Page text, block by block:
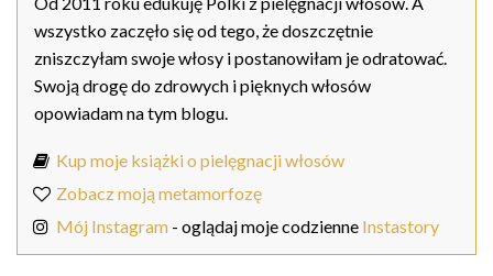
wszystko zaczęło się od tego, że doszczętnie
zniszczyłam swoje włosy i postanowiłam je odratować.
Swoją drogę do zdrowych i pięknych włosów
opowiadam na tym blogu.
Kup moje książki o pielęgnacji włosów
Zobacz moją metamorfozę
Mój Instagram - oglądaj moje codzienne Instastory